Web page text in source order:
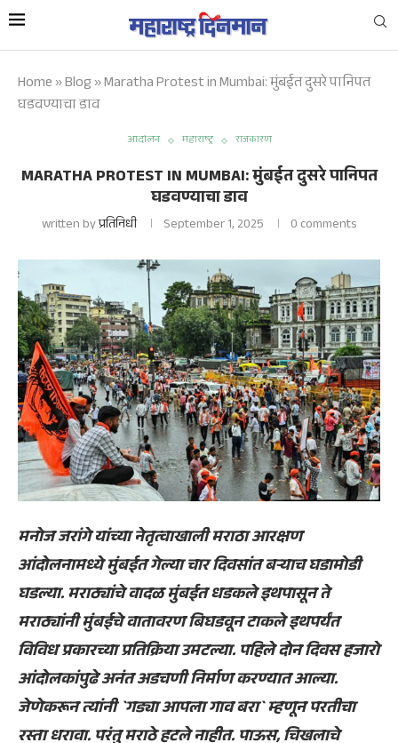
Home»Blog»Maratha Protest in Mumbai: मुंबईत दुसरे पानिपत
घडवण्याचा डाव
आंदोलन महाराष्ट्र राजकारण
MARATHA PROTEST IN MUMBAI: मुंबईत दुसरे पानिपत
घडवण्याचा डाव
written byप्रतिनिधी September 1, 2025 0 comments
मनोज जरांगे यांच्या नेतृत्वाखाली मराठा आरक्षण
आंदोलनामध्ये मुंबईत गेल्या चार दिवसांत बऱ्याच घडामोडी
घडल्या. मराठ्यांचे वादळ मुंबईत धडकले इथपासून ते
मराठ्यांनी मुंबईचे वातावरण बिघडवून टाकले इथपर्यंत
विविध प्रकारच्या प्रतिक्रिया उमटल्या. पहिले दोन दिवस हजारो
आंदोलकांपुढे अनंत अडचणी निर्माण करण्यात आल्या.
जेणेकरून त्यांनी `गड्या आपला गाव बरा` म्हणून परतीचा
रस्ता धरावा. परंतु मराठे हटले नाहीत. पाऊस, चिखलाचे